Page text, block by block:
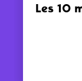
Les 10